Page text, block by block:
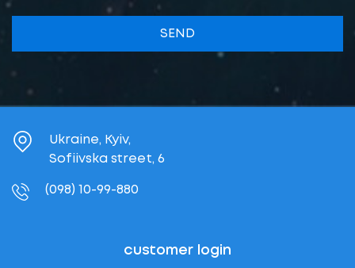
SEND
Ukraine, Kyiv,
Sofiivska street, 6
(098) 10-99-880
customer login